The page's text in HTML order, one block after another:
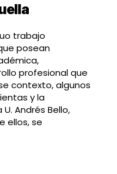
trabajo
posean
profesional que
contexto, algunos
y la
Andrés Bello,
ellos, se